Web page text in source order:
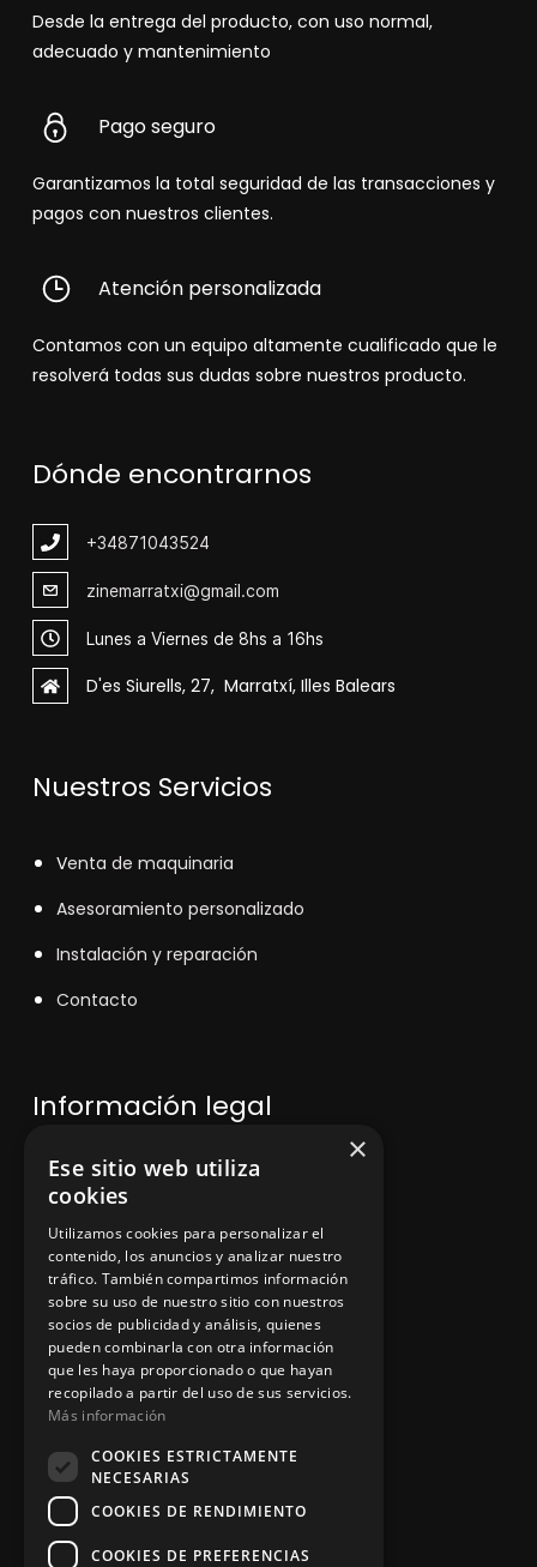
Desde la entrega del producto, con uso normal,
adecuado y mantenimiento
Pago seguro
Garantizamos la total seguridad de las transacciones y
pagos con nuestros clientes.
Atención personalizada
Contamos con un equipo altamente cualificado que le
resolverá todas sus dudas sobre nuestros producto.
Dónde encontrarnos
+34871043524
zinemarratxi@gmail.com
Lunes a Viernes de 8hs a 16hs
D'es Siurells, 27, Marratxí, Illes Balears
Nuestros Servicios
Venta de maquinaria
Asesoramiento personalizado
Instalación y reparación
Contacto
Información legal
Política de privacidad
Aviso legal
App Zine Hostelería
×
Ese sitio web utiliza
cookies
Utilizamos cookies para personalizar el
contenido, los anuncios y analizar nuestro
tráfico. También compartimos información
sobre su uso de nuestro sitio con nuestros
socios de publicidad y análisis, quienes
pueden combinarla con otra información
que les haya proporcionado o que hayan
recopilado a partir del uso de sus servicios.
Más información
COOKIES ESTRICTAMENTE
NECESARIAS
COOKIES DE RENDIMIENTO
COOKIES DE PREFERENCIAS